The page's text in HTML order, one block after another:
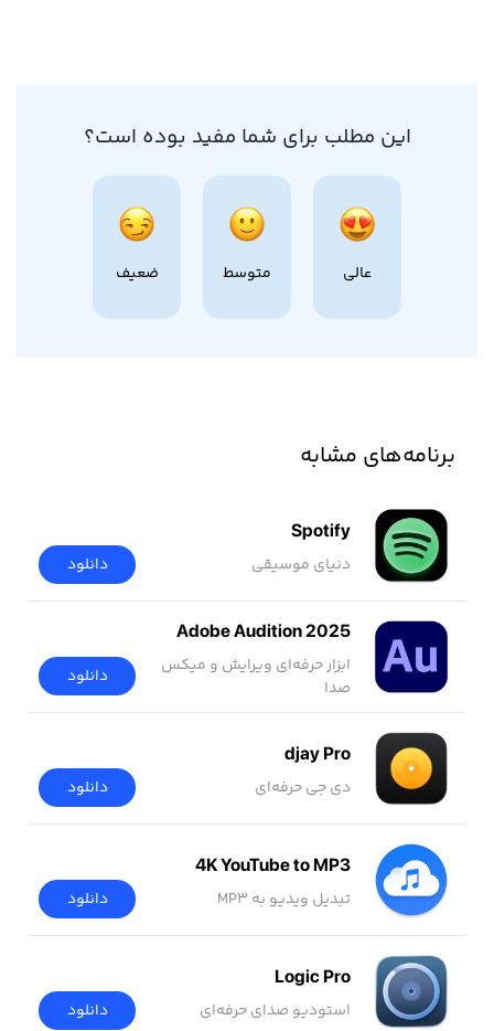
این مطلب برای شما مفید بوده است؟
عالی متوسط ضعیف
برنامه‌های مشابه
Spotify
دنیای موسیقی دانلود
Adobe Audition 2025
ابزار حرفه‌ای ویرایش و میکس
صدا
دانلود
djay Pro
دی جی حرفه‌ای دانلود
4K YouTube to MP3
تبدیل ویدیو به MP3 دانلود
Logic Pro
استودیو صدای حرفه‌ای دانلود